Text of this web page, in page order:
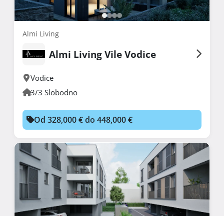
Almi Living
Almi Living Vile Vodice
Vodice
3/3 Slobodno
Od 328,000 € do 448,000 €